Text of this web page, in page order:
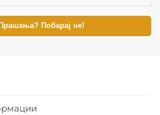
Побарај не!